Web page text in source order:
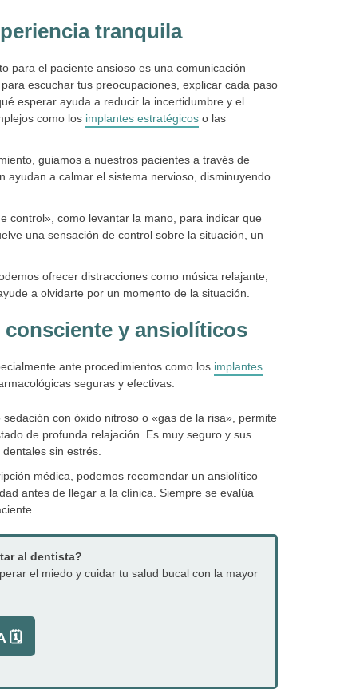
tranquila
para el paciente ansioso es una comunicación
escuchar tus preocupaciones, explicar cada paso
esperar ayuda a reducir la incertidumbre y el
como los implantes estratégicos o las
guiamos a nuestros pacientes a través de
ayudan a calmar el sistema nervioso, disminuyendo
control», como levantar la mano, para indicar que
una sensación de control sobre la situación, un
ofrecer distracciones como música relajante,
a olvidarte por un momento de la situación.
y ansiolíticos
ante procedimientos como los implantes
seguras y efectivas:
con óxido nitroso o «gas de la risa», permite
de profunda relajación. Es muy seguro y sus
sin estrés.
médica, podemos recomendar un ansiolítico
antes de llegar a la clínica. Siempre se evalúa
al dentista?
el miedo y cuidar tu salud bucal con la mayor
🗓️